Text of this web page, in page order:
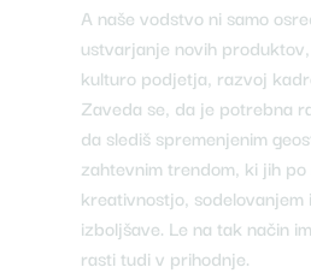
A naše vodstvo ni samo
ustvarjanje novih
kulturo podjetja, razvoj
Zaveda se, da je potrebna
da slediš spremenjenim
zahtevnim trendom, ki jih
kreativnostjo,
izboljšave. Le na tak način
rasti tudi v prihodnje.